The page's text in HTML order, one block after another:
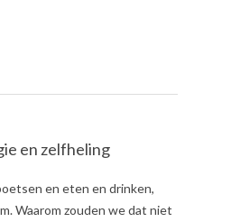
en zelfheling
en eten en drinken,
Waarom zouden we dat niet